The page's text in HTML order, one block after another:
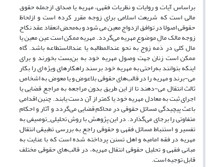
براساس آیات و روایات و نظریات فقهی، مهریه یا صداق ازجمله حقوق
مالی است که شریعت اسلامی برای زوجه مقرر کرده است و ازلحاظ
حقوقی اصولا در توافق ازدواج معین می شود و به‌محض انعقاد عقد نکاح
زوجه مالک مالِ موضوع مهریه می‌گردد. مهریه ممکن است عین معین یا
مال کلی در ذمه زوج به نحو عندالمطالبه یا عندالاستطاعه باشد. گاه
ممکن است زنان جهت وصول مهریه خود به بن‌بست بخورند و برای
اینکه بتوانند به‌راحتی به مهریه خود برسند راهکارهای ویژه ای را بکار
می-برند و مهریه را در قالب‌های حقوقی بلاعوض و یا معوض به اشخاص
ثالث انتقال می-دهند تا از این طریق بدون مراجعه به مراجع قضایی یا
اجرای ثبت به معادل مهریه خود یا کمتر از آن دست یابند. چنین اقدامی
باعث پیچیدگی مسائل حقوقی در محاکم قضایی می‌گردد و آثار و احکام
متفاوتی را برجای می‌گذارد. در این پژوهش با روش تحلیلی_توصیفی به
تفسیر و استنباط مسائل فقهی و حقوقی راجع به بررسی تطبیقی انتقال
مهریه در فقه امامیه و اهل تسنن پرداخته‌ شده است که با عنایت به
مبانی فقهی و تحلیل حقوقی انتقال مهریه، در قالب‌های حقوقی مختلف
قابل توجیه است.